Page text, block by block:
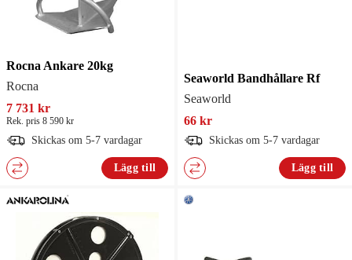
Rocna Ankare 20kg
Rocna
7 731 kr
Rek. pris 8 590 kr
Skickas om 5-7 vardagar
Lägg till
Seaworld Bandhållare Rf
Seaworld
66 kr
Skickas om 5-7 vardagar
Lägg till